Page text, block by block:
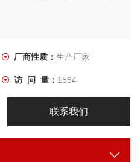
厂商性质： 生产厂家
访 问 量： 1564
联系我们